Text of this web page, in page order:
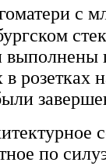
розетках
по